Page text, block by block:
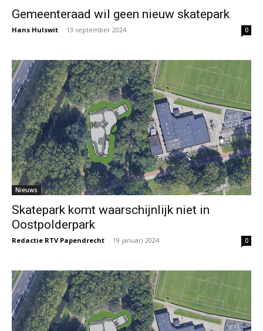
Gemeenteraad wil geen nieuw skatepark
Hans Hulswit - 13 september 2024 0
Nieuws
Skatepark komt waarschijnlijk niet in
Oostpolderpark
Redactie RTV Papendrecht - 19 januari 2024 0